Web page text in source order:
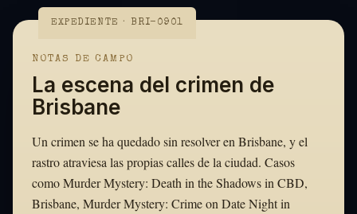
EXPEDIENTE · BRI-0901
NOTAS DE CAMPO
La escena del crimen de
Brisbane
Un crimen se ha quedado sin resolver en Brisbane, y el
rastro atraviesa las propias calles de la ciudad. Casos
como Murder Mystery: Death in the Shadows in CBD,
Brisbane, Murder Mystery: Crime on Date Night in